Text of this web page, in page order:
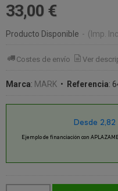
33,00 €
Producto Disponible - (Imp.
Costes de envío Ver
Marca: MARK • Referencia: